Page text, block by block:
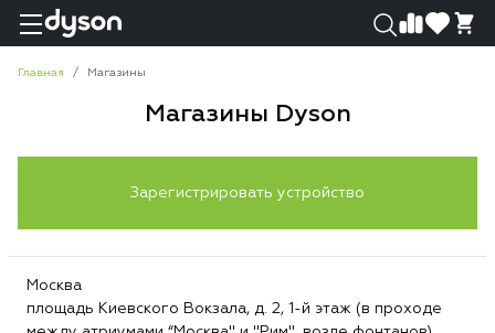
Главная Магазины
Магазины Dyson
Зарегистрировать устройство
Москва
площадь Киевского Вокзала, д. 2, 1-й этаж (в проходе